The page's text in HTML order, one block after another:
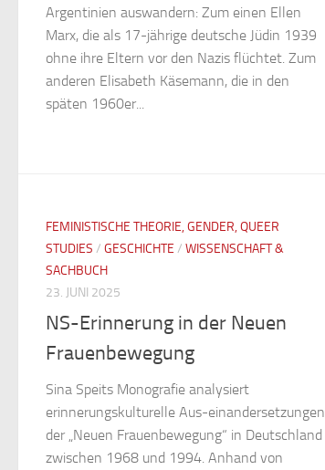
Argentinien auswandern: Zum einen Ellen
Marx, die als 17-jährige deutsche Jüdin 1939
ohne ihre Eltern vor den Nazis flüchtet. Zum
anderen Elisabeth Käsemann, die in den
späten 1960er...
FEMINISTISCHE THEORIE, GENDER, QUEER
STUDIES / GESCHICHTE / WISSENSCHAFT &
SACHBUCH
23. JUNI 2025
NS-Erinnerung in der Neuen
Frauenbewegung
Sina Speits Monografie analysiert
erinnerungskulturelle Aus-einandersetzungen
der „Neuen Frauenbewegung“ in Deutschland
zwischen 1968 und 1994. Anhand von